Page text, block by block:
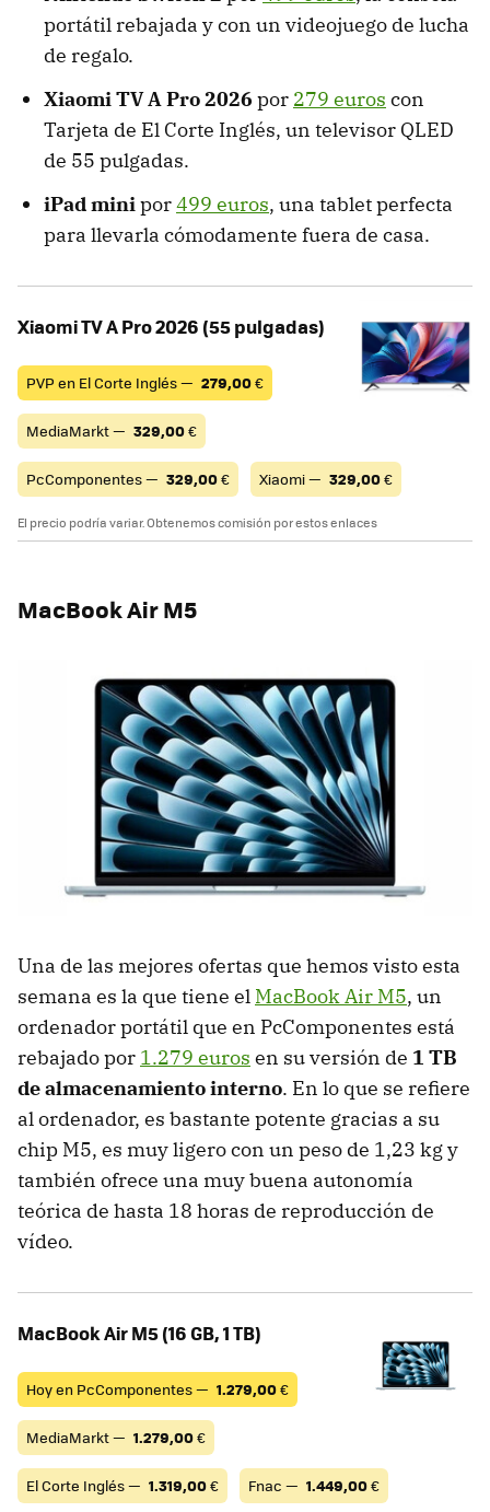
portátil rebajada y con un videojuego de lucha
de regalo.
Xiaomi TV A Pro 2026 por 279 euros con
Tarjeta de El Corte Inglés, un televisor QLED
de 55 pulgadas.
iPad minipor499 euros, una tablet perfecta
para llevarla cómodamente fuera de casa.
Xiaomi TV A Pro 2026 (55 pulgadas)
PVP en El Corte Inglés — 279,00€
MediaMarkt — 329,00€
PcComponentes — 329,00€ Xiaomi — 329,00€
El precio podría variar. Obtenemos comisión por estos enlaces
MacBook Air M5
Una de las mejores ofertas que hemos visto esta
semana es la que tiene el MacBook Air M5, un
ordenador portátil que en PcComponentes está
rebajado por 1.279 euros en su versión de 1 TB
de almacenamiento interno. En lo que se refiere
al ordenador, es bastante potente gracias a su
chip M5, es muy ligero con un peso de 1,23 kg y
también ofrece una muy buena autonomía
teórica de hasta 18 horas de reproducción de
vídeo.
MacBook Air M5 (16 GB, 1 TB)
Hoy en PcComponentes — 1.279,00€
MediaMarkt — 1.279,00€
El Corte Inglés — 1.319,00€ Fnac — 1.449,00€